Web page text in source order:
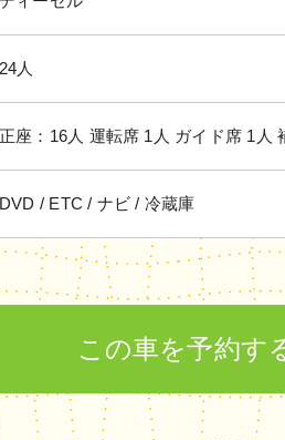
24人
正座：16人 運転席 1人 ガイド席 1人
DVD ETC ナビ 冷蔵庫
この車を予約す